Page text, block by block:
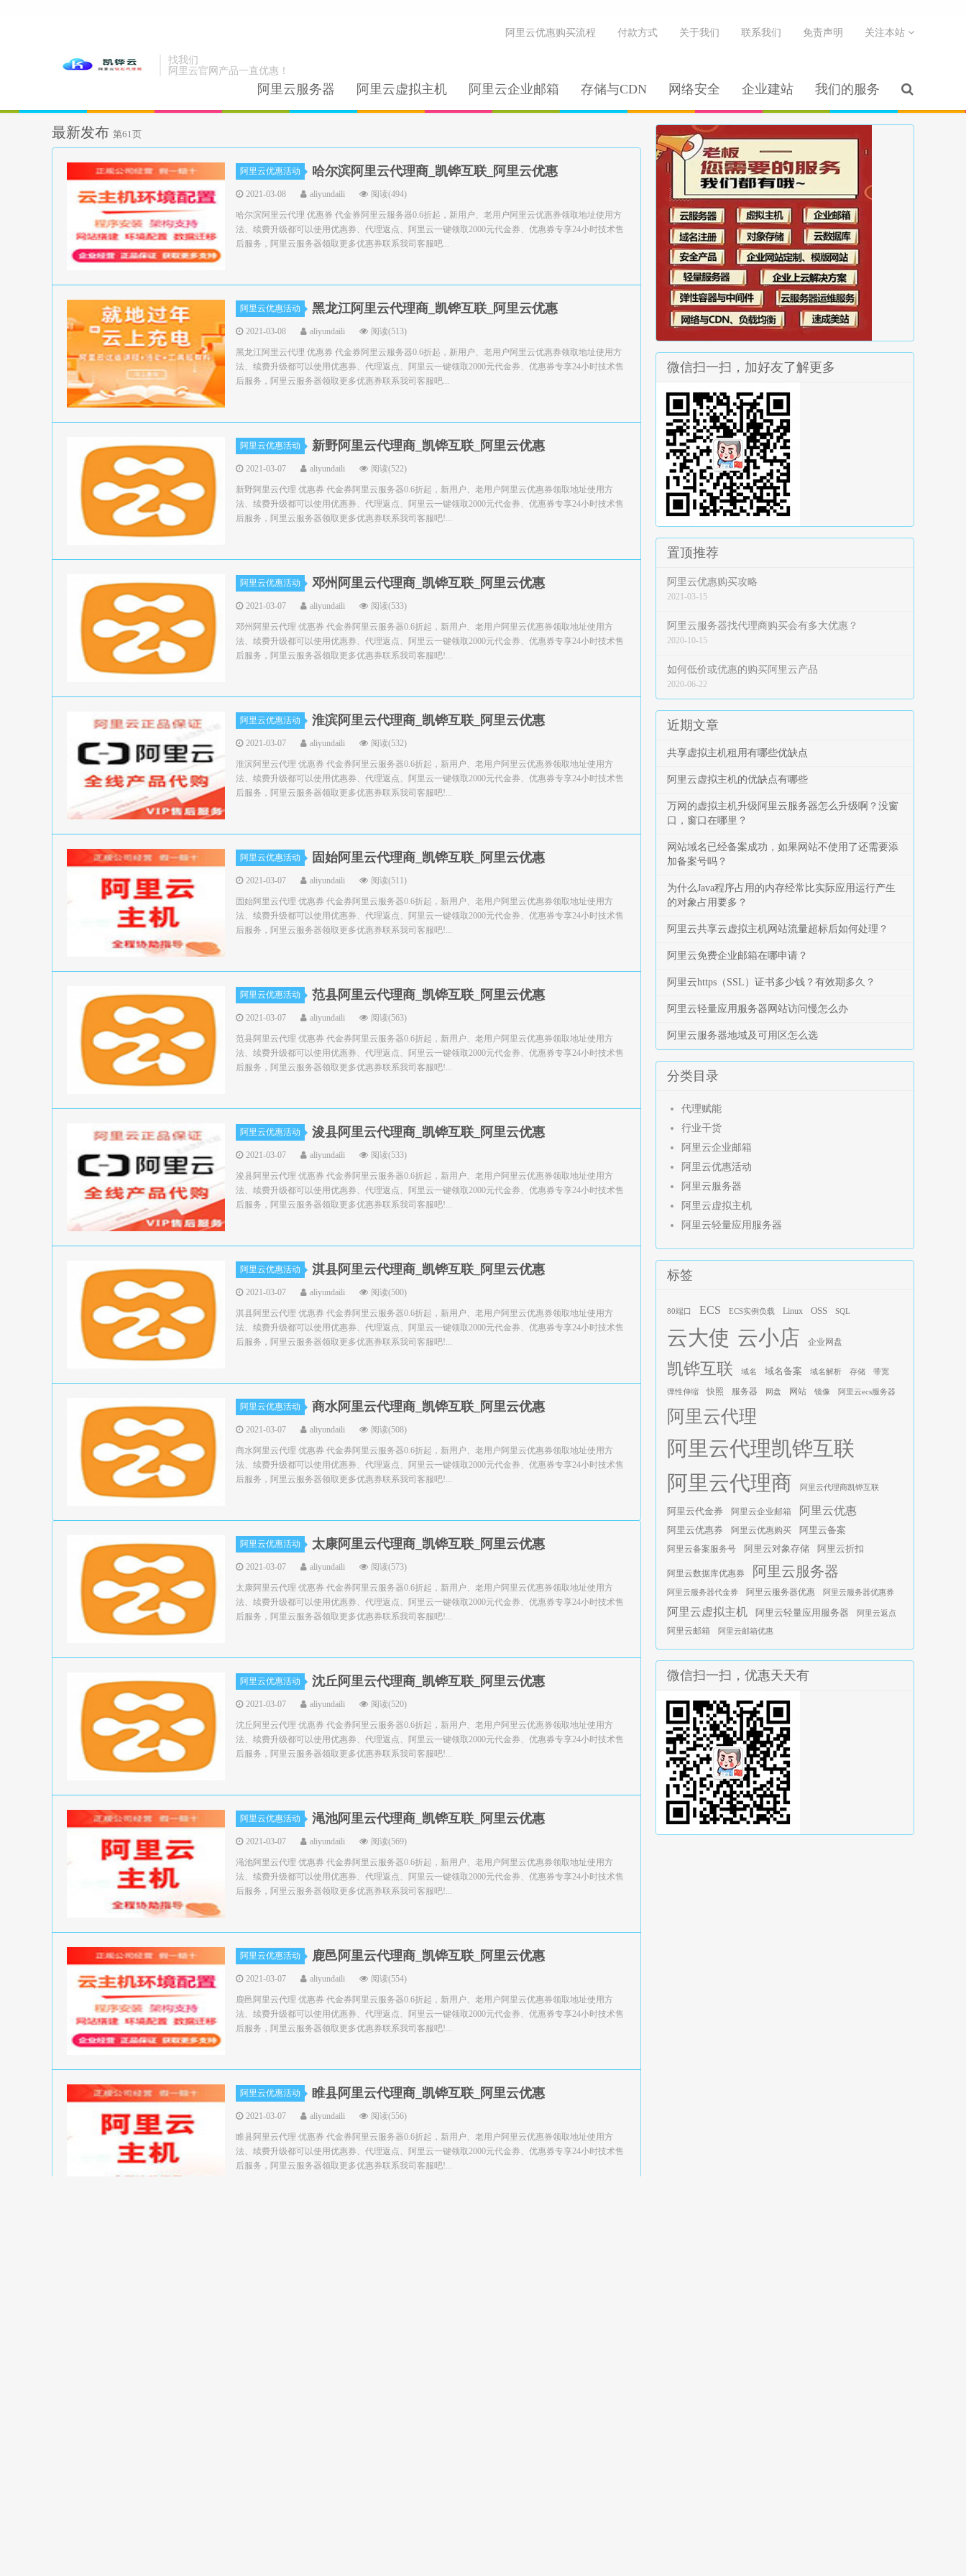
找我们
阿里云官网产品一直优惠！
阿里云服务器 阿里云虚拟主机 阿里云企业邮箱 存储与CDN 网络安全 企业建站 我们的服务
阿里云优惠购买流程 付款方式 关于我们 联系我们 免责声明 关注本站
最新发布 第61页
阿里云优惠活动 哈尔滨阿里云代理商_凯铧互联_阿里云优惠
2021-03-08 aliyundaili 阅读(494)
哈尔滨阿里云代理 优惠券 代金券阿里云服务器0.6折起，新用户、老用户阿里云优惠券领取地址使用方
法、续费升级都可以使用优惠券、代理返点、阿里云一键领取2000元代金券、优惠券专享24小时技术售
后服务，阿里云服务器领取更多优惠券联系我司客服吧...
阿里云优惠活动 黑龙江阿里云代理商_凯铧互联_阿里云优惠
2021-03-08 aliyundaili 阅读(513)
黑龙江阿里云代理 优惠券 代金券阿里云服务器0.6折起，新用户、老用户阿里云优惠券领取地址使用方
法、续费升级都可以使用优惠券、代理返点、阿里云一键领取2000元代金券、优惠券专享24小时技术售
后服务，阿里云服务器领取更多优惠券联系我司客服吧...
阿里云优惠活动 新野阿里云代理商_凯铧互联_阿里云优惠
2021-03-07 aliyundaili 阅读(522)
新野阿里云代理 优惠券 代金券阿里云服务器0.6折起，新用户、老用户阿里云优惠券领取地址使用方
法、续费升级都可以使用优惠券、代理返点、阿里云一键领取2000元代金券、优惠券专享24小时技术售
后服务，阿里云服务器领取更多优惠券联系我司客服吧!...
阿里云优惠活动 邓州阿里云代理商_凯铧互联_阿里云优惠
2021-03-07 aliyundaili 阅读(533)
邓州阿里云代理 优惠券 代金券阿里云服务器0.6折起，新用户、老用户阿里云优惠券领取地址使用方
法、续费升级都可以使用优惠券、代理返点、阿里云一键领取2000元代金券、优惠券专享24小时技术售
后服务，阿里云服务器领取更多优惠券联系我司客服吧!...
阿里云优惠活动 淮滨阿里云代理商_凯铧互联_阿里云优惠
2021-03-07 aliyundaili 阅读(532)
淮滨阿里云代理 优惠券 代金券阿里云服务器0.6折起，新用户、老用户阿里云优惠券领取地址使用方
法、续费升级都可以使用优惠券、代理返点、阿里云一键领取2000元代金券、优惠券专享24小时技术售
后服务，阿里云服务器领取更多优惠券联系我司客服吧!...
阿里云优惠活动 固始阿里云代理商_凯铧互联_阿里云优惠
2021-03-07 aliyundaili 阅读(511)
固始阿里云代理 优惠券 代金券阿里云服务器0.6折起，新用户、老用户阿里云优惠券领取地址使用方
法、续费升级都可以使用优惠券、代理返点、阿里云一键领取2000元代金券、优惠券专享24小时技术售
后服务，阿里云服务器领取更多优惠券联系我司客服吧!...
阿里云优惠活动 范县阿里云代理商_凯铧互联_阿里云优惠
2021-03-07 aliyundaili 阅读(563)
范县阿里云代理 优惠券 代金券阿里云服务器0.6折起，新用户、老用户阿里云优惠券领取地址使用方
法、续费升级都可以使用优惠券、代理返点、阿里云一键领取2000元代金券、优惠券专享24小时技术售
后服务，阿里云服务器领取更多优惠券联系我司客服吧!...
阿里云优惠活动 浚县阿里云代理商_凯铧互联_阿里云优惠
2021-03-07 aliyundaili 阅读(533)
浚县阿里云代理 优惠券 代金券阿里云服务器0.6折起，新用户、老用户阿里云优惠券领取地址使用方
法、续费升级都可以使用优惠券、代理返点、阿里云一键领取2000元代金券、优惠券专享24小时技术售
后服务，阿里云服务器领取更多优惠券联系我司客服吧!...
阿里云优惠活动 淇县阿里云代理商_凯铧互联_阿里云优惠
2021-03-07 aliyundaili 阅读(500)
淇县阿里云代理 优惠券 代金券阿里云服务器0.6折起，新用户、老用户阿里云优惠券领取地址使用方
法、续费升级都可以使用优惠券、代理返点、阿里云一键领取2000元代金券、优惠券专享24小时技术售
后服务，阿里云服务器领取更多优惠券联系我司客服吧!...
阿里云优惠活动 商水阿里云代理商_凯铧互联_阿里云优惠
2021-03-07 aliyundaili 阅读(508)
商水阿里云代理 优惠券 代金券阿里云服务器0.6折起，新用户、老用户阿里云优惠券领取地址使用方
法、续费升级都可以使用优惠券、代理返点、阿里云一键领取2000元代金券、优惠券专享24小时技术售
后服务，阿里云服务器领取更多优惠券联系我司客服吧!...
阿里云优惠活动 太康阿里云代理商_凯铧互联_阿里云优惠
2021-03-07 aliyundaili 阅读(573)
太康阿里云代理 优惠券 代金券阿里云服务器0.6折起，新用户、老用户阿里云优惠券领取地址使用方
法、续费升级都可以使用优惠券、代理返点、阿里云一键领取2000元代金券、优惠券专享24小时技术售
后服务，阿里云服务器领取更多优惠券联系我司客服吧!...
阿里云优惠活动 沈丘阿里云代理商_凯铧互联_阿里云优惠
2021-03-07 aliyundaili 阅读(520)
沈丘阿里云代理 优惠券 代金券阿里云服务器0.6折起，新用户、老用户阿里云优惠券领取地址使用方
法、续费升级都可以使用优惠券、代理返点、阿里云一键领取2000元代金券、优惠券专享24小时技术售
后服务，阿里云服务器领取更多优惠券联系我司客服吧!...
阿里云优惠活动 渑池阿里云代理商_凯铧互联_阿里云优惠
2021-03-07 aliyundaili 阅读(569)
渑池阿里云代理 优惠券 代金券阿里云服务器0.6折起，新用户、老用户阿里云优惠券领取地址使用方
法、续费升级都可以使用优惠券、代理返点、阿里云一键领取2000元代金券、优惠券专享24小时技术售
后服务，阿里云服务器领取更多优惠券联系我司客服吧!...
阿里云优惠活动 鹿邑阿里云代理商_凯铧互联_阿里云优惠
2021-03-07 aliyundaili 阅读(554)
鹿邑阿里云代理 优惠券 代金券阿里云服务器0.6折起，新用户、老用户阿里云优惠券领取地址使用方
法、续费升级都可以使用优惠券、代理返点、阿里云一键领取2000元代金券、优惠券专享24小时技术售
后服务，阿里云服务器领取更多优惠券联系我司客服吧!...
阿里云优惠活动 睢县阿里云代理商_凯铧互联_阿里云优惠
2021-03-07 aliyundaili 阅读(556)
睢县阿里云代理 优惠券 代金券阿里云服务器0.6折起，新用户、老用户阿里云优惠券领取地址使用方
法、续费升级都可以使用优惠券、代理返点、阿里云一键领取2000元代金券、优惠券专享24小时技术售
后服务，阿里云服务器领取更多优惠券联系我司客服吧!...
微信扫一扫，加好友了解更多
置顶推荐
阿里云优惠购买攻略
2021-03-15
阿里云服务器找代理商购买会有多大优惠？
2020-10-15
如何低价或优惠的购买阿里云产品
2020-06-22
近期文章
共享虚拟主机租用有哪些优缺点
阿里云虚拟主机的优缺点有哪些
万网的虚拟主机升级阿里云服务器怎么升级啊？没窗
口，窗口在哪里？
网站域名已经备案成功，如果网站不使用了还需要添
加备案号吗？
为什么Java程序占用的内存经常比实际应用运行产生
的对象占用要多？
阿里云共享云虚拟主机网站流量超标后如何处理？
阿里云免费企业邮箱在哪申请？
阿里云https（SSL）证书多少钱？有效期多久？
阿里云轻量应用服务器网站访问慢怎么办
阿里云服务器地域及可用区怎么选
分类目录
代理赋能
行业干货
阿里云企业邮箱
阿里云优惠活动
阿里云服务器
阿里云虚拟主机
阿里云轻量应用服务器
标签
80端口 ECS ECS实例负载 Linux OSS SQL
云大使 云小店 企业网盘
凯铧互联 域名 域名备案 域名解析 存储 带宽
弹性伸缩 快照 服务器 网盘 网站 镜像 阿里云ecs服务器
阿里云代理
阿里云代理凯铧互联
阿里云代理商
阿里云代理商凯铧互联
阿里云代金券 阿里云企业邮箱 阿里云优惠
阿里云优惠券 阿里云优惠购买
阿里云备案
阿里云备案服务号
阿里云对象存储 阿里云折扣
阿里云数据库优惠券 阿里云服务器
阿里云服务器代金券 阿里云服务器优惠 阿里云服务器优惠券
阿里云虚拟主机 阿里云轻量应用服务器 阿里云返点
阿里云邮箱 阿里云邮箱优惠
微信扫一扫，优惠天天有